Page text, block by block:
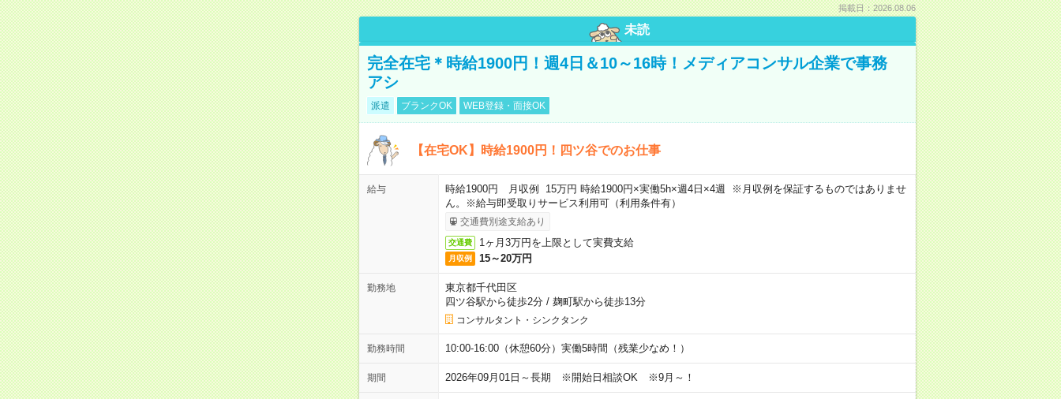
掲載日：2026.08.06
未読
完全在宅＊時給1900円！週4日＆10～16時！メディアコンサル企業で事務
アシ
派遣 ブランクOK WEB登録・面接OK
【在宅OK】時給1900円！四ツ谷でのお仕事
給与
時給1900円 月収例 15万円 時給1900円×実働5h×週4日×4週 ※月収例を保証するものではありませ
ん。※給与即受取りサービス利用可（利用条件有）
交通費別途支給あり
交通費 1ヶ月3万円を上限として実費支給
月収例 15～20万円
勤務地
東京都千代田区
四ツ谷駅から徒歩2分/ 麹町駅から徒歩13分
コンサルタント・シンクタンク
勤務時間 10:00-16:00（休憩60分）実働5時間（残業少なめ！）
期間 2026年09月01日～長期 ※開始日相談OK ※9月～！